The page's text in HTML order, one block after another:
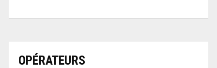
OPÉRATEURS